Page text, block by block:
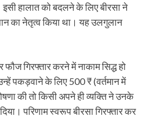
हालात को बदलने के लिए बीरसा ने
का नेतृत्व किया था। यह उलगुलान
गिरफ्तार करने में नाकाम सिद्ध हो
पकड़वाने के लिए 500 ₹ (वर्तमान में
की तो किसी अपने ही व्यक्ति ने उनके
परिणाम स्वरूप बीरसा गिरफ्तार कर